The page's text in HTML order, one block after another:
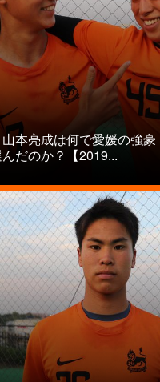
本亮成は何で愛媛の強
だのか？【2019...